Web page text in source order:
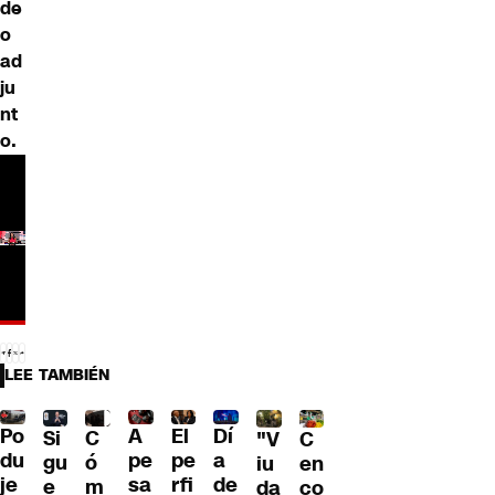
de
o
ad
ju
nt
o.
LEE TAMBIÉN
Po
du
je
Si
gu
e
C
ó
m
A
pe
sa
El
pe
rfi
Dí
a
de
"V
iu
da
C
en
co